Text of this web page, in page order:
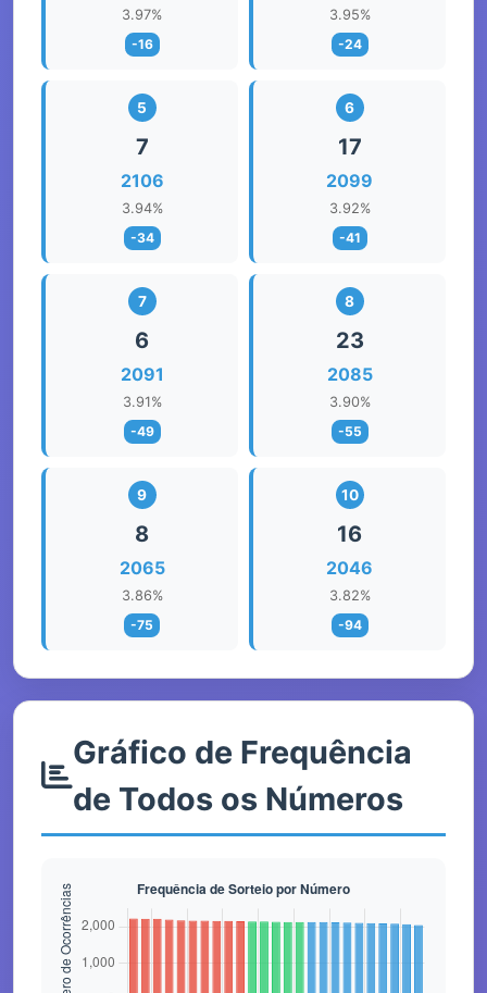
3.97%
-16
3.95%
-24
5
7
2106
3.94%
-34
6
17
2099
3.92%
-41
7
6
2091
3.91%
-49
8
23
2085
3.90%
-55
9
8
2065
3.86%
-75
10
16
2046
3.82%
-94
Gráfico de Frequência
de Todos os Números